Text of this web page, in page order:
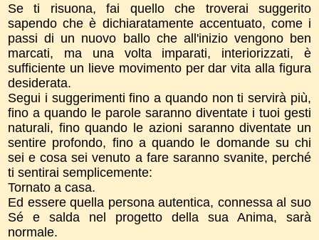
Se ti risuona, fai quello che troverai suggerito
sapendo che è dichiaratamente accentuato, come i
passi di un nuovo ballo che all'inizio vengono ben
marcati, ma una volta imparati, interiorizzati, è
sufficiente un lieve movimento per dar vita alla figura
desiderata.
Segui i suggerimenti fino a quando non ti servirà più,
fino a quando le parole saranno diventate i tuoi gesti
naturali, fino quando le azioni saranno diventate un
sentire profondo, fino a quando le domande su chi
sei e cosa sei venuto a fare saranno svanite, perché
ti sentirai semplicemente:
Tornato a casa.
Ed essere quella persona autentica, connessa al suo
Sé e salda nel progetto della sua Anima, sarà
normale.